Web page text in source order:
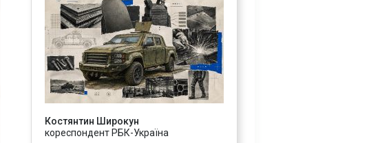
Костянтин Широкун
кореспондент РБК-Україна